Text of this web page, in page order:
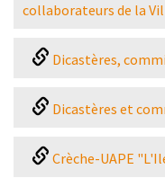
collaborateurs de la
Dicastères,
Dicastères et
Crèche-UAPE